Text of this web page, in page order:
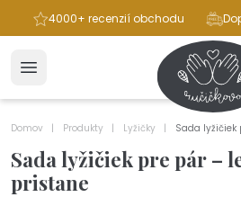
4000+ recenzií obchodu
Domov Produkty Lyžičky Sada
Sada lyžičiek pre pár –
pristane